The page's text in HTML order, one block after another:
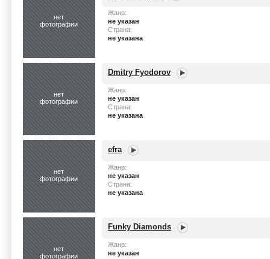
нет
фотографии
Жанр:
не указан
Страна:
не указана
нет
фотографии
Dmitry Fyodorov
Жанр:
не указан
Страна:
не указана
нет
фотографии
efra
Жанр:
не указан
Страна:
не указана
нет
фотографии
Funky Diamonds
Жанр:
не указан